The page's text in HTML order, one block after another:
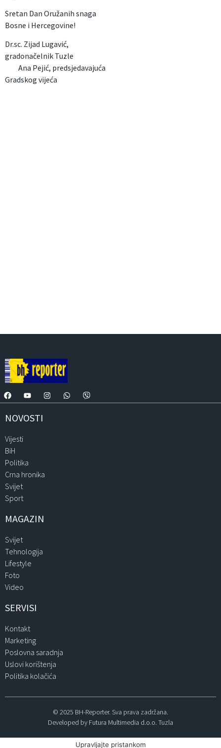
Sretan Dan Oružanih snaga
Bosne i Hercegovine!
Dr.sc. Zijad Lugavić,
gradonačelnik Tuzle
Ana Pejić, predsjedavajuća
Gradskog vijeća
NOVOSTI
Vijesti
BiH
Politika
Crna hronika
Svijet
Sport
MAGAZIN
Svijet
Tehnologija
Lifestyle
Foto
Video
SERVISI
Kontakt
Marketing
Poslovna saradnja
Uslovi korištenja
Politika kolačića
© 2025 BH-Reporter. Sva prava zadržana.
Developed by Futura Multimedia d.o.o. Tuzla
Upravljajte pristankom